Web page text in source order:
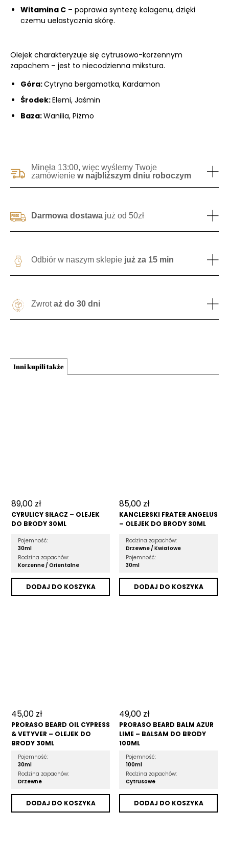
Witamina C – poprawia syntezę kolagenu, dzięki
czemu uelastycznia skórę.
Olejek charakteryzuje się cytrusowo-korzennym
zapachem – jest to niecodzienna mikstura.
Góra:Cytryna bergamotka, Kardamon
Środek:Elemi, Jaśmin
Baza:Wanilia, Piżmo
Minęła 13:00, więc wyślemy Twoje
zamówienie w najbliższym dniu roboczym
Darmowa dostawa już od 50zł
Odbiór w naszym sklepie już za 15 min
Zwrotaż do 30 dni
Inni kupili także
89,00 zł
CYRULICY SIŁACZ – OLEJEK
DO BRODY 30ML
Pojemność:
30ml
Rodzina zapachów:
Korzenne /Orientalne
DODAJ DO KOSZYKA
85,00 zł
KANCLERSKI FRATER ANGELUS
– OLEJEK DO BRODY 30ML
Rodzina zapachów:
Drzewne /Kwiatowe
Pojemność:
30ml
DODAJ DO KOSZYKA
45,00 zł
PRORASO BEARD OIL CYPRESS
& VETYVER – OLEJEK DO
BRODY 30ML
Pojemność:
30ml
Rodzina zapachów:
Drzewne
DODAJ DO KOSZYKA
49,00 zł
PRORASO BEARD BALM AZUR
LIME – BALSAM DO BRODY
100ML
Pojemność:
100ml
Rodzina zapachów:
Cytrusowe
DODAJ DO KOSZYKA